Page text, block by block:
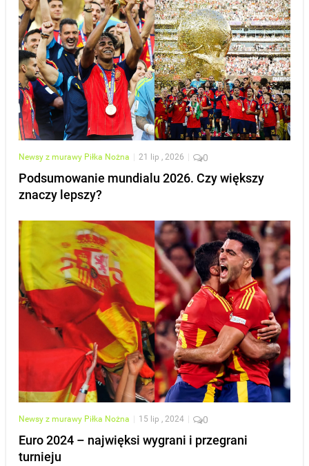
Newsy z murawy Piłka Nożna | 21 lip , 2026 | 0
Podsumowanie mundialu 2026. Czy większy
znaczy lepszy?
Newsy z murawy Piłka Nożna 15 lip , 2024 0
Euro 2024 – najwięksi wygrani i przegrani
turnieju